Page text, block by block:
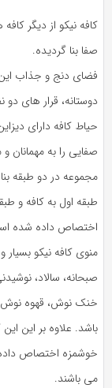
کافه نیکو از دیگر
صفا بنا گردیده.
فضای دنج و جذاب
دوستانه، قرار های
حیاط کافه دارای
صفایی را به
مجموعه در دو طبقه
طبقه اول به کافه و
اختصاص داده شده
منوی کافه نیکو
صبحانه، سالاد،
خنک نوش، قهوه
باشد. علاوه بر این
خوشمزه اختصاص
می باشند.